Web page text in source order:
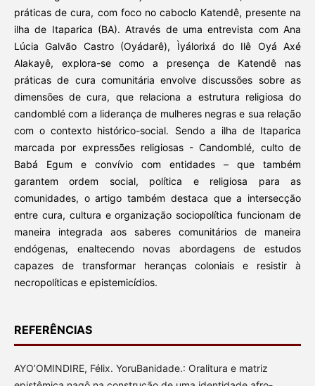
práticas de cura, com foco no caboclo Katendê, presente na
ilha de Itaparica (BA). Através de uma entrevista com Ana
Lúcia Galvão Castro (Oyádarê), Ìyálorixá do Ilê Oyá Axé
Alakayê, explora-se como a presença de Katendê nas
práticas de cura comunitária envolve discussões sobre as
dimensões de cura, que relaciona a estrutura religiosa do
candomblé com a liderança de mulheres negras e sua relação
com o contexto histórico-social. Sendo a ilha de Itaparica
marcada por expressões religiosas - Candomblé, culto de
Babá Egum e convívio com entidades – que também
garantem ordem social, política e religiosa para as
comunidades, o artigo também destaca que a intersecção
entre cura, cultura e organização sociopolítica funcionam de
maneira integrada aos saberes comunitários de maneira
endógenas, enaltecendo novas abordagens de estudos
capazes de transformar heranças coloniais e resistir à
necropolíticas e epistemicídios.
REFERÊNCIAS
AYO’OMINDIRE, Félix. YoruBanidade.: Oralitura e matriz